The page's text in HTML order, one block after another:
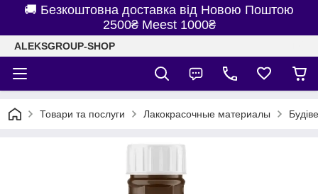
🚚 Безкоштовна доставка від Новою Поштою
2500₴ Meest 1000₴
ALEKSGROUP-SHOP
Товари та послуги Лакокрасочные материалы